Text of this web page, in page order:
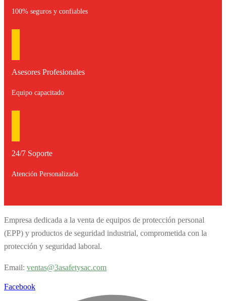
100% seguros y confiables
Asesores Profesionales
Equipo capacitado
24/7 Soporte
Atención Personalizada
Empresa dedicada a la venta de equipos de protección personal
(EPP) y productos de seguridad industrial, comprometida con la
protección y seguridad laboral.
Email: ventas@3asafetysac.com
Facebook